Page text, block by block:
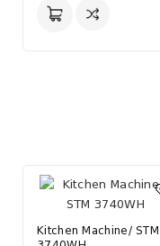
Kitchen Machine/ STM